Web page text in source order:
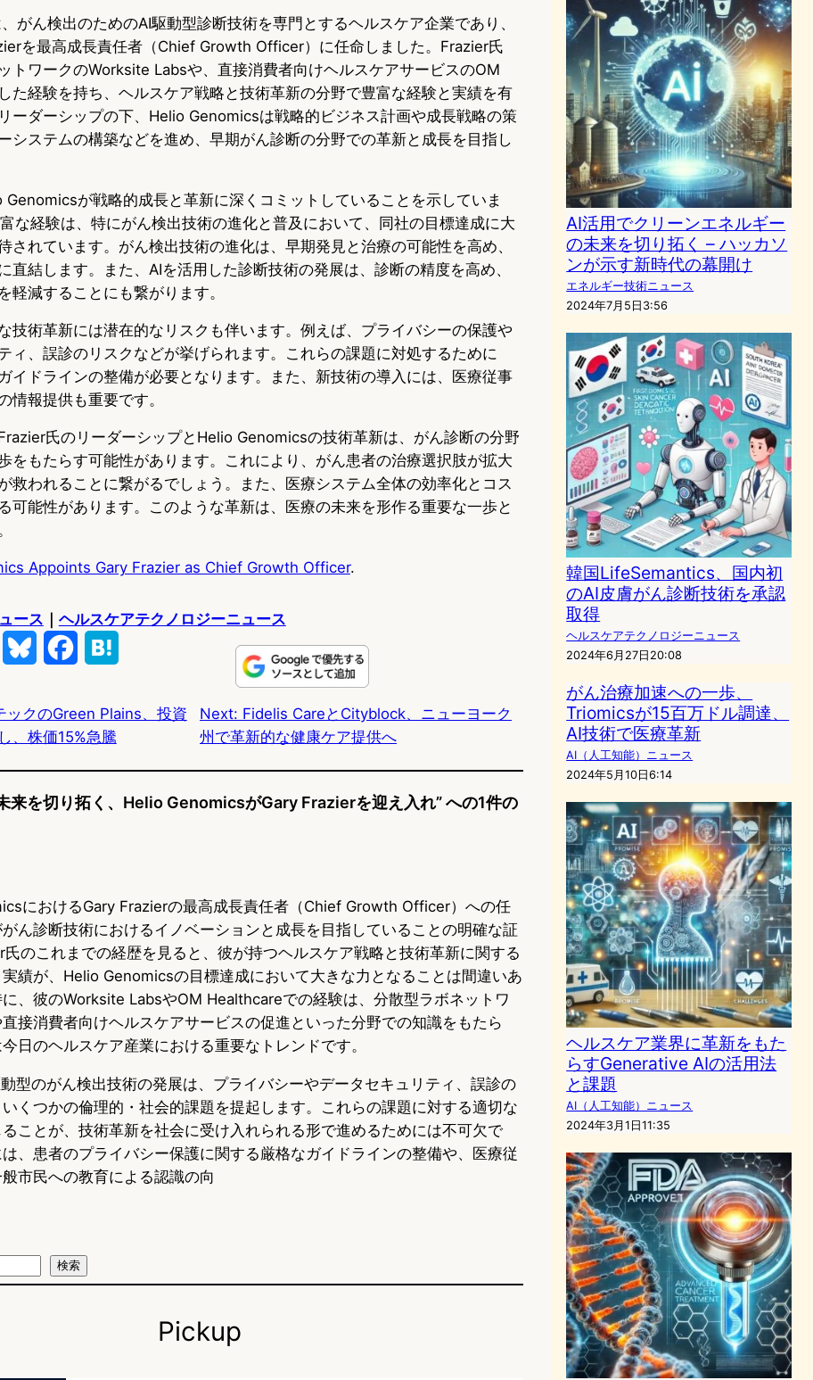
がん検出のためのAI駆動型診断技術を専門とするヘルスケア企業であり、
を最高成長責任者（Chief Growth Officer）に任命しました。Frazier氏
トワークのWorksite Labsや、直接消費者向けヘルスケアサービスのOM
た経験を持ち、ヘルスケア戦略と技術革新の分野で豊富な経験と実績を有
ーダーシップの下、Helio Genomicsは戦略的ビジネス計画や成長戦略の策
システムの構築などを進め、早期がん診断の分野での革新と成長を目指し
Genomicsが戦略的成長と革新に深くコミットしていることを示していま
な経験は、特にがん検出技術の進化と普及において、同社の目標達成に大
されています。がん検出技術の進化は、早期発見と治療の可能性を高め、
直結します。また、AIを活用した診断技術の発展は、診断の精度を高め、
軽減することにも繋がります。
技術革新には潜在的なリスクも伴います。例えば、プライバシーの保護や
ィ、誤診のリスクなどが挙げられます。これらの課題に対処するために
イドラインの整備が必要となります。また、新技術の導入には、医療従事
情報提供も重要です。
氏のリーダーシップとHelio Genomicsの技術革新は、がん診断の分野
をもたらす可能性があります。これにより、がん患者の治療選択肢が拡大
救われることに繋がるでしょう。また、医療システム全体の効率化とコス
可能性があります。このような革新は、医療の未来を形作る重要な一歩と
Appoints Gary Frazier as Chief Growth Officer.
ース ｜ ヘルスケアテクノロジーニュース
d
u
e
k
c
e
o
t
ックのGreen Plains、投資
、株価15%急騰
Next: Fidelis CareとCityblock、ニューヨーク
州で革新的な健康ケア提供へ
来を切り拓く、Helio GenomicsがGary Frazierを迎え入れ” への1件の
におけるGary Frazierの最高成長責任者（Chief Growth Officer）への任
ん診断技術におけるイノベーションと成長を目指していることの明確な証
氏のこれまでの経歴を見ると、彼が持つヘルスケア戦略と技術革新に関する
績が、Helio Genomicsの目標達成において大きな力となることは間違いあ
に、彼のWorksite LabsやOM Healthcareでの経験は、分散型ラボネットワ
接消費者向けヘルスケアサービスの促進といった分野での知識をもたら
日のヘルスケア産業における重要なトレンドです。
型のがん検出技術の発展は、プライバシーやデータセキュリティ、誤診の
いくつかの倫理的・社会的課題を提起します。これらの課題に対する適切な
ことが、技術革新を社会に受け入れられる形で進めるためには不可欠で
、患者のプライバシー保護に関する厳格なガイドラインの整備や、医療従
市民への教育による認識の向
検索
Pickup
AI活用でクリーンエネルギー
の未来を切り拓く – ハッカソ
ンが示す新時代の幕開け
エネルギー技術ニュース
2024年7月5日3:56
韓国LifeSemantics、国内初
のAI皮膚がん診断技術を承認
取得
ヘルスケアテクノロジーニュース
2024年6月27日20:08
がん治療加速への一歩、
Triomicsが15百万ドル調達、
AI技術で医療革新
AI（人工知能）ニュース
2024年5月10日6:14
ヘルスケア業界に革新をもた
らすGenerative AIの活用法
と課題
AI（人工知能）ニュース
2024年3月1日11:35